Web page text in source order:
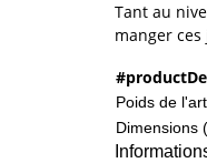
Tant au
manger
Poids de
Dimensions